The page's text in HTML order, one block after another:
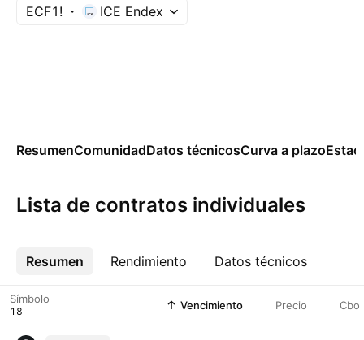
ECF1!
ICE Endex
ResumenComunidadDatos técnicosCurva a plazo
Lista de contratos individuales
Resumen Rendimiento Datos técnicos
Más
Símbolo Vencimiento Precio Cbo